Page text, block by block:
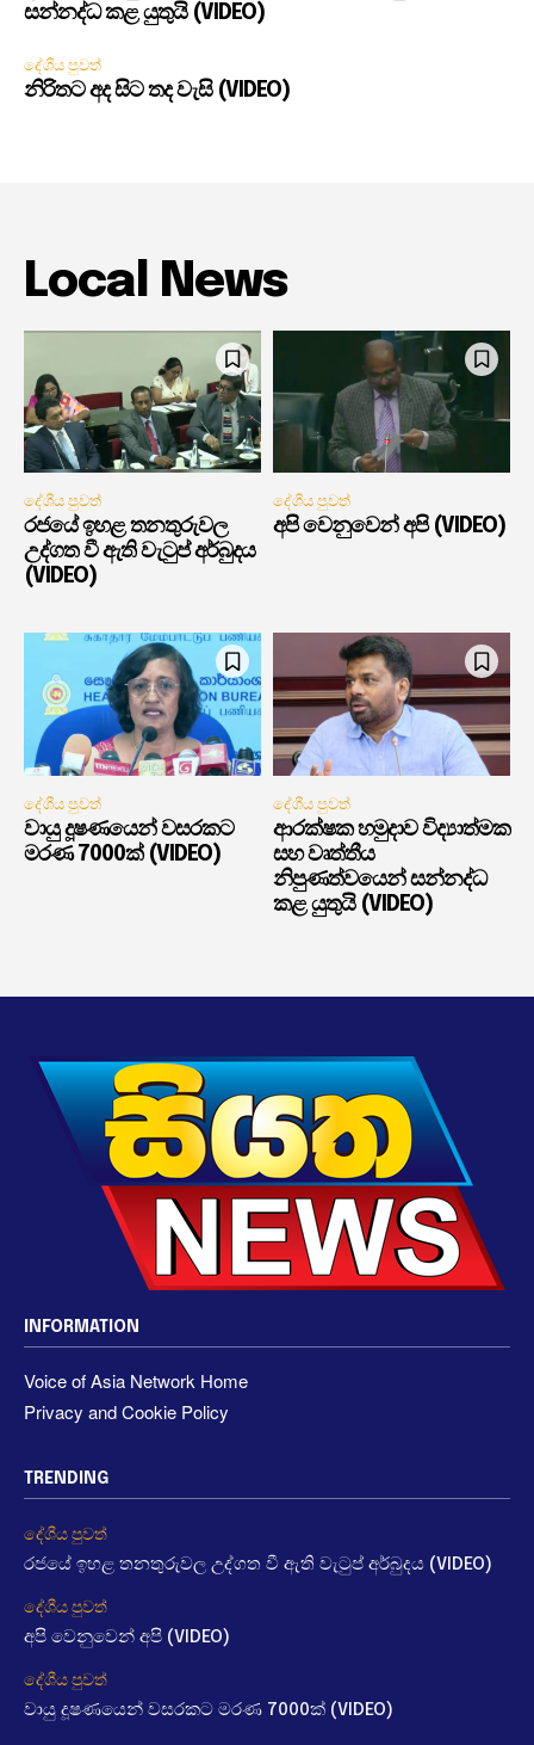
සන්නද්ධ කළ යුතුයි (VIDEO)
දේශීය පුවත්
නිරිතට අද සිට තද වැසි (VIDEO)
Local News
දේශීය පුවත්
රජයේ ඉහළ තනතුරුවල
උද්ගත වී ඇති වැටුප් අර්බුදය
(VIDEO)
දේශීය පුවත්
අපි වෙනුවෙන් අපි (VIDEO)
දේශීය පුවත්
වායු දූෂණයෙන් වසරකට
මරණ 7000ක් (VIDEO)
දේශීය පුවත්
ආරක්ෂක හමුදාව විද්‍යාත්මක
සහ වෘත්තීය
නිපුණත්වයෙන් සන්නද්ධ
කළ යුතුයි (VIDEO)
INFORMATION
Voice of Asia Network Home
Privacy and Cookie Policy
TRENDING
දේශීය පුවත්
රජයේ ඉහළ තනතුරුවල උද්ගත වී ඇති වැටුප් අර්බුදය (VIDEO)
දේශීය පුවත්
අපි වෙනුවෙන් අපි (VIDEO)
දේශීය පුවත්
වායු දූෂණයෙන් වසරකට මරණ 7000ක් (VIDEO)